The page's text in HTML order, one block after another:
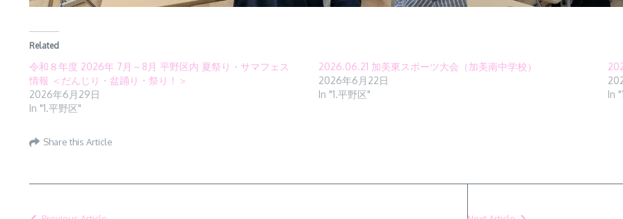
Related
令和８年度 2026年 7月～8月 平野区内 夏祭り・サマフェス
情報 ＜だんじり・盆踊り・祭り！＞
2026年6月29日
In "1.平野区"
2026.06.21 加美東スポーツ大会（加美南中学校）
2026年6月22日
In "1.平野区"
In
Share this Article